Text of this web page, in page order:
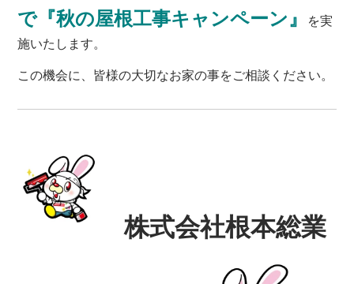
で『秋の屋根工事キャンペーン』
を実
施いたします。
この機会に、皆様の大切なお家の事をご相談ください。
株式会社根本総業